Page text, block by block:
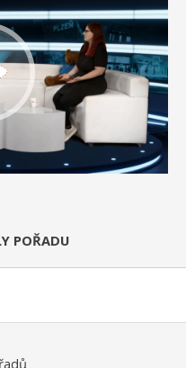
POŘADU